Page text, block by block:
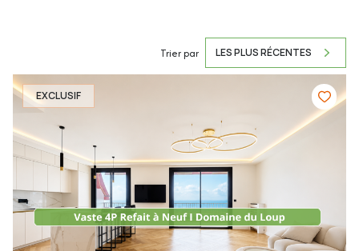
Trier par LES PLUS RÉCENTES
EXCLUSIF